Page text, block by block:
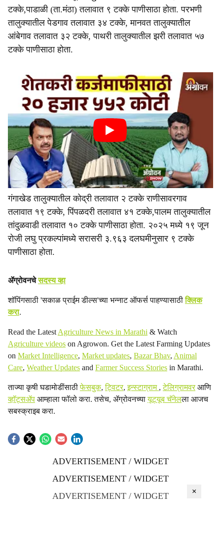
टक्के,पाडाळी (ता.मंठा) तलावात ९ टक्के पाणीसाठा होता. परभणी
तालुक्यातील पेडगाव तलावात ३४ टक्के, मानवत तालुक्यातील
आंबेगाव तलावात ३२ टक्के, पाथरी तालुक्यातील झरी तलावात ५७
टक्के पाणीसाठा होता.
गंगाखेड तालुक्यातील कोद्री तलावात २ टक्के राणीसावरगाव
तलावात १९ टक्के, पिंपळदरी तलावात ४१ टक्के,पालम तालुक्यातील
तांदुळवाडी तलावात १० टक्के पाणीसाठा होता. २०२५ मध्ये १९ जून
रोजी लघु प्रकल्पांमध्ये सरासरी ३.९६३ दलघमीनुसार ९ टक्के
पाणीसाठा होता.
ॲग्रोवनचेसदस्य व्हा
शॉपिंगसाठी 'सकाळ प्राईम डील्स'च्या भन्नाट ऑफर्स पाहण्यासाठीक्लिक
करा.
Read the Latest Agriculture News in Marathi & Watch
Agriculture videos on Agrowon. Get the Latest Farming Updates
on Market Intelligence, Market updates, Bazar Bhav, Animal
Care, Weather Updates and Farmer Success Stories in Marathi.
ताज्या कृषी घडामोडींसाठीफेसबुक,ट्विटर,इन्स्टाग्राम ,टेलिग्रामवरआणि
व्हॉट्सॲप आम्हाला फॉलो करा. तसेच, ॲग्रोवनच्यायूट्यूब चॅनेलला आजच
सबस्क्राइब करा.
ADVERTISEMENT / WIDGET
ADVERTISEMENT / WIDGET
ADVERTISEMENT / WIDGET
×